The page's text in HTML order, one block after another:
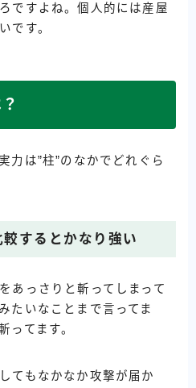
ですよね。個人的には産屋
です。
力は”柱”のなかでどれぐら
するとかなり強い
あっさりと斬ってしまって
たいなことまで言ってま
ってます。
てもなかなか攻撃が届か